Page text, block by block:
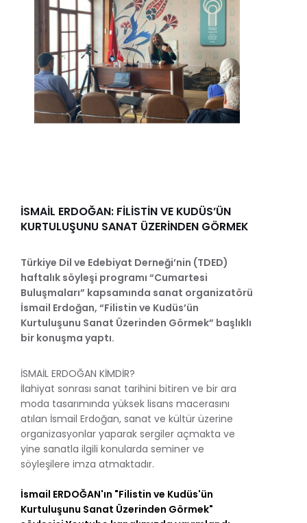
İSMAİL ERDOĞAN: FİLİSTİN VE KUDÜS’ÜN
KURTULUŞUNU SANAT ÜZERİNDEN GÖRMEK
Türkiye Dil ve Edebiyat Derneği’nin (TDED)
haftalık söyleşi programı “Cumartesi
Buluşmaları” kapsamında sanat organizatörü
İsmail Erdoğan, “Filistin ve Kudüs’ün
Kurtuluşunu Sanat Üzerinden Görmek” başlıklı
bir konuşma yaptı.
İSMAİL ERDOĞAN KİMDİR?
İlahiyat sonrası sanat tarihini bitiren ve bir ara
moda tasarımında yüksek lisans macerasını
atılan İsmail Erdoğan, sanat ve kültür üzerine
organizasyonlar yaparak sergiler açmakta ve
yine sanatla ilgili konularda seminer ve
söyleşilere imza atmaktadır.
İsmail ERDOĞAN'ın "Filistin ve Kudüs'ün
Kurtuluşunu Sanat Üzerinden Görmek"